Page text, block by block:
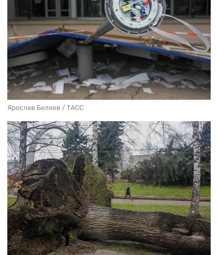
Ярослав Беляев / ТАСС